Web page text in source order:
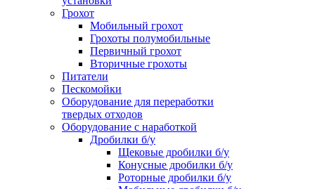
Грохот
Мобильный грохот
Грохоты полумобильные
Первичный грохот
Вторичные грохоты
Питатели
Пескомойки
Оборудование для переработки
твердых отходов
Оборудование с наработкой
Дробилки б/у
Щековые дробилки б/у
Конусные дробилки б/у
Роторные дробилки б/у